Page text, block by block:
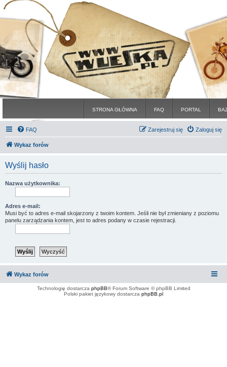
STRONA GŁÓWNA FAQ PORTAL
FAQ Zaloguj się
Zarejestruj się
Wykaz forów
Wyślij hasło
Nazwa użytkownika:
Adres e-mail:
Musi być to adres e-mail skojarzony z twoim kontem. Jeśli nie był zmieniany z poziomu
panelu zarządzania kontem, jest to adres podany w czasie rejestracji.
Wykaz forów
Technologię dostarcza phpBB® Forum Software © phpBB Limited
Polski pakiet językowy dostarcza phpBB.pl